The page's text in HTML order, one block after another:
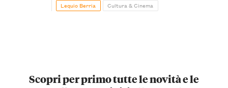
Lequio Berria Cultura & Cinema
Scopri per primo tutte le novità e le